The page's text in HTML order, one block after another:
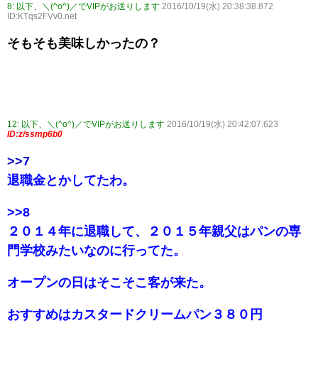
8: 以下、＼(^o^)／でVIPがお送りします 2016/10/19(水) 20:38:38.872
ID:KTqs2FVv0.net
そもそも美味しかったの？
12: 以下、＼(^o^)／でVIPがお送りします 2016/10/19(水) 20:42:07.623
ID:z/ssmp6b0
>>7
退職金とかしてたわ。
>>8
２０１４年に退職して、２０１５年親父はパンの専
門学校みたいなのに行ってた。
オープンの日はそこそこ客が来た。
おすすめはカスタードクリームパン３８０円